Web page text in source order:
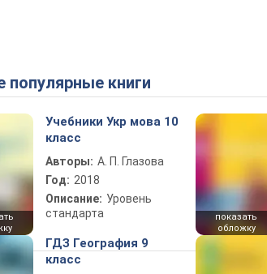
популярные книги
Учебники Укр мова 10
класс
Авторы: А. П. Глазова
Год: 2018
Описание: Уровень
стандарта
показать
обложку
ГДЗ География 9
класс